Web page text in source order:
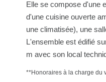
Elle se compose d'une
d'une cuisine ouverte
une climatisée), une
L'ensemble est édifié
m avec son local
**Honoraires à la charge du